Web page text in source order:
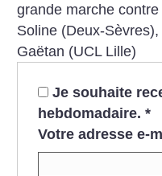
grande marche
Soline (Deux-
Gaëtan (UCL Lille)
Je souhaite
hebdomadaire. *
Votre adresse e-